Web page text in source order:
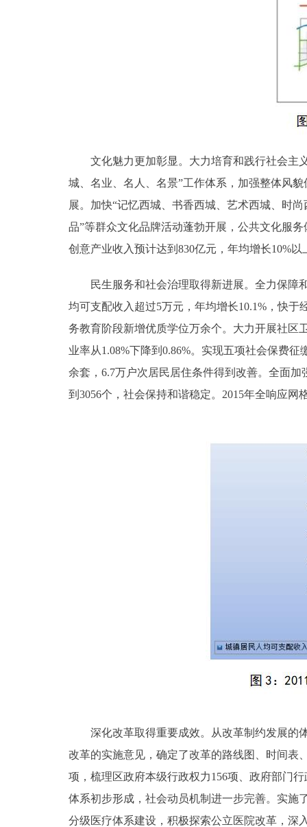
文化魅力更加彰显。大力培育和践行社会主义
城、名业、名人、名景”工作体系，加强整体风
展。加快“记忆西城、书香西城、艺术西城、时
品”等群众文化品牌活动蓬勃开展，公共文化服
创意产业收入预计达到830亿元，年均增长10%
民生服务和社会治理取得新进展。全力保障和
均可支配收入超过5万元，年均增长10.1%，快
务教育阶段新增优质学位万余个。大力开展社区
业率从1.08%下降到0.86%。实现五项社会保费
余套，6.7万户次居民居住条件得到改善。全面
到3056个，社会保持和谐稳定。2015年全响应
深化改革取得重要成效。从改革制约发展的体
改革的实施意见，确定了改革的路线图、时间表
项，梳理区政府本级行政权力156项、政府部门
体系初步形成，社会动员机制进一步完善。实施
分级医疗体系建设，积极探索公立医院改革，深